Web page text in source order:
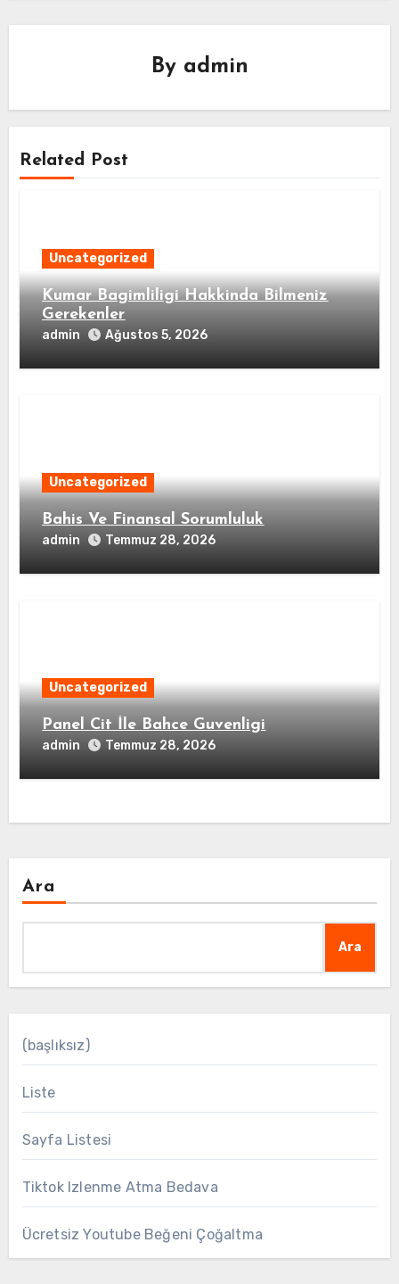
By admin
Related Post
Uncategorized
Kumar Bagimliligi Hakkinda Bilmeniz
Gerekenler
admin Ağustos 5, 2026
Uncategorized
Bahis Ve Finansal Sorumluluk
admin Temmuz 28, 2026
Uncategorized
Panel Cit İle Bahce Guvenligi
admin Temmuz 28, 2026
Ara
Ara
(başlıksız)
Liste
Sayfa Listesi
Tiktok Izlenme Atma Bedava
Ücretsiz Youtube Beğeni Çoğaltma